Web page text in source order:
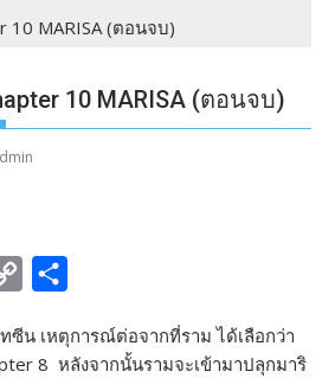
10 MARISA (ตอนจบ)
10 MARISA (ตอนจบ)
p
a
ซีน เหตุการณ์ต่อจากที่ราม ได้เลือกว่า
8 หลังจากนั้นรามจะเข้ามาปลุกมาริ